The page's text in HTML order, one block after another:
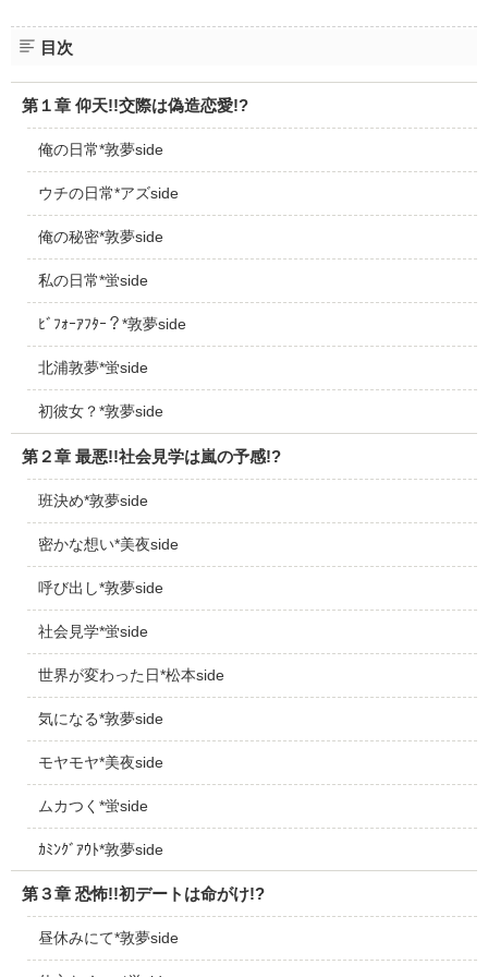
目次
第１章 仰天!!交際は偽造恋愛!?
俺の日常*敦夢side
ウチの日常*アズside
俺の秘密*敦夢side
私の日常*蛍side
ﾋﾞﾌｫｰｱﾌﾀｰ？*敦夢side
北浦敦夢*蛍side
初彼女？*敦夢side
第２章 最悪!!社会見学は嵐の予感!?
班決め*敦夢side
密かな想い*美夜side
呼び出し*敦夢side
社会見学*蛍side
世界が変わった日*松本side
気になる*敦夢side
モヤモヤ*美夜side
ムカつく*蛍side
ｶﾐﾝｸﾞｱｳﾄ*敦夢side
第３章 恐怖!!初デートは命がけ!?
昼休みにて*敦夢side